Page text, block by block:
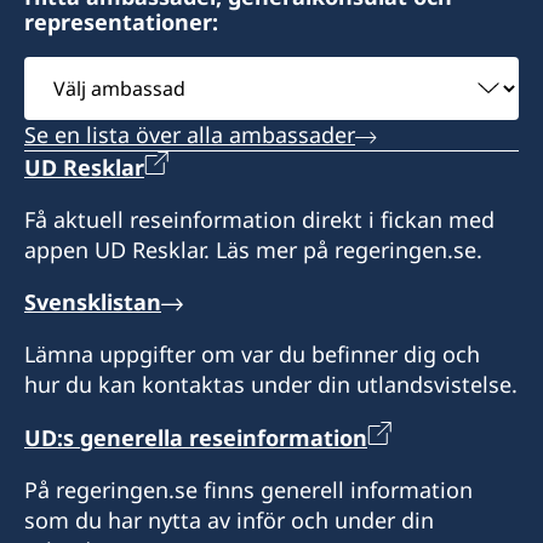
representationer:
Välj
ambassad
Se en lista över alla ambassader
UD Resklar
Få aktuell reseinformation direkt i fickan med
appen UD Resklar. Läs mer på regeringen.se.
Svensklistan
Lämna uppgifter om var du befinner dig och
hur du kan kontaktas under din utlandsvistelse.
UD:s generella reseinformation
På regeringen.se finns generell information
som du har nytta av inför och under din